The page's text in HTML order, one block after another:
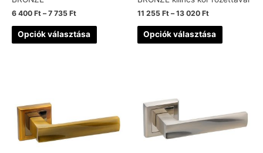
6 400 Ft –7 735 Ft
Opciók választása
11 255 Ft –13 020 Ft
Opciók választása